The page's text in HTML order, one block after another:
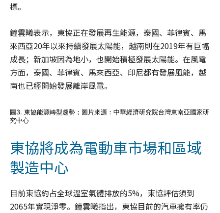
標。
鐘雲曦表示，東協正在發展再生能源，泰國、菲律賓、馬
來西亞20年以來持續發展太陽能，越南則在2019年有巨幅
成長；新加坡因為地小，也開始積極發展太陽能。在風電
方面，泰國、菲律賓、馬來西亞、印尼都有發展風能，越
南也已經開始發展離岸風電。
圖3. 東協能源轉型趨勢；圖片來源：中華經濟研究院台灣東南亞國家研
究中心
東協將成為電動車市場和區域
製造中心
目前東協約占全球溫室氣體排放的5%，東協評估須到
2065年實現淨零。鐘雲曦指出，東協目前的汽車擁有率仍